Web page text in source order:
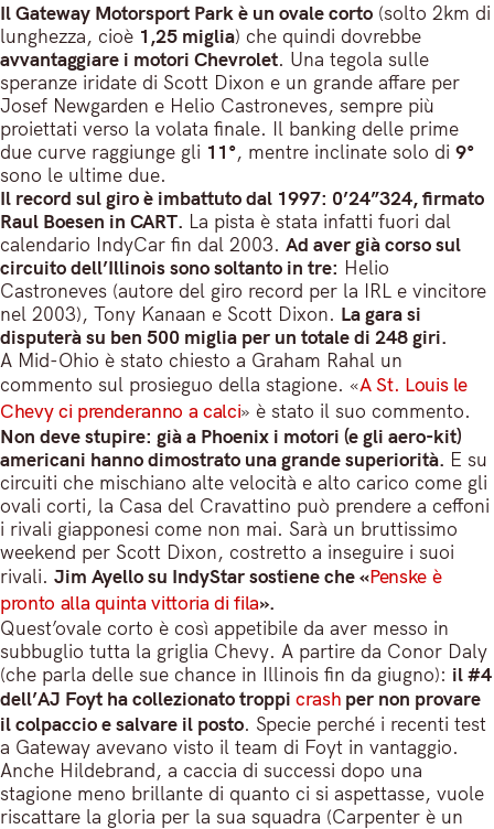
Il Gateway Motorsport Park è un ovale corto (solto 2km di
lunghezza, cioè 1,25 miglia) che quindi dovrebbe
avvantaggiare i motori Chevrolet. Una tegola sulle
speranze iridate di Scott Dixon e un grande affare per
Josef Newgarden e Helio Castroneves, sempre più
proiettati verso la volata finale. Il banking delle prime
due curve raggiunge gli 11°, mentre inclinate solo di 9°
sono le ultime due.
Il record sul giro è imbattuto dal 1997: 0’24”324, firmato
Raul Boesen in CART. La pista è stata infatti fuori dal
calendario IndyCar fin dal 2003. Ad aver già corso sul
circuito dell’Illinois sono soltanto in tre: Helio
Castroneves (autore del giro record per la IRL e vincitore
nel 2003), Tony Kanaan e Scott Dixon. La gara si
disputerà su ben 500 miglia per un totale di 248 giri.
A Mid-Ohio è stato chiesto a Graham Rahal un
commento sul prosieguo della stagione. «A St. Louis le
Chevy ci prenderanno a calci» è stato il suo commento.
Non deve stupire: già a Phoenix i motori (e gli aero-kit)
americani hanno dimostrato una grande superiorità. E su
circuiti che mischiano alte velocità e alto carico come gli
ovali corti, la Casa del Cravattino può prendere a ceffoni
i rivali giapponesi come non mai. Sarà un bruttissimo
weekend per Scott Dixon, costretto a inseguire i suoi
rivali. Jim Ayello su IndyStar sostiene che «Penske è
pronto alla quinta vittoria di fila».
Quest’ovale corto è così appetibile da aver messo in
subbuglio tutta la griglia Chevy. A partire da Conor Daly
(che parla delle sue chance in Illinois fin da giugno): il #4
dell’AJ Foyt ha collezionato troppi crash per non provare
il colpaccio e salvare il posto. Specie perché i recenti test
a Gateway avevano visto il team di Foyt in vantaggio.
Anche Hildebrand, a caccia di successi dopo una
stagione meno brillante di quanto ci si aspettasse, vuole
riscattare la gloria per la sua squadra (Carpenter è un